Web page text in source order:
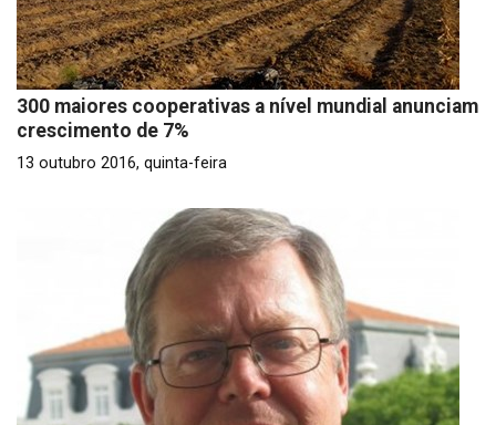
300 maiores cooperativas a nível mundial anunciam
crescimento de 7%
13 outubro 2016, quinta-feira